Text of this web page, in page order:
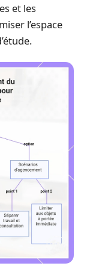
et les
l’espace